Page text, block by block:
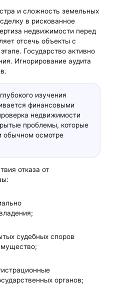
и сложность земельных
в рискованное
недвижимости перед
отсечь объекты с
Государство активно
Игнорирование аудита
изучения
финансовыми
недвижимости
проблемы, которые
обычном осмотре
отказа от
судебных споров
органов;